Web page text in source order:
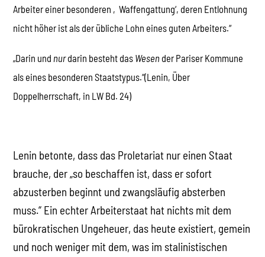
Arbeiter einer besonderen ‚Waffengattung‘, deren Entlohnung
nicht höher ist als der übliche Lohn eines guten Arbeiters.“
„Darin und nurdarin besteht das Wesen der Pariser Kommune
als eines besonderen Staatstypus.“(Lenin, Über
Doppelherrschaft, in LW Bd. 24)
Lenin betonte, dass das Proletariat nur einen Staat
brauche, der „so beschaffen ist, dass er sofort
abzusterben beginnt und zwangsläufig absterben
muss.“ Ein echter Arbeiterstaat hat nichts mit dem
bürokratischen Ungeheuer, das heute existiert, gemein
und noch weniger mit dem, was im stalinistischen